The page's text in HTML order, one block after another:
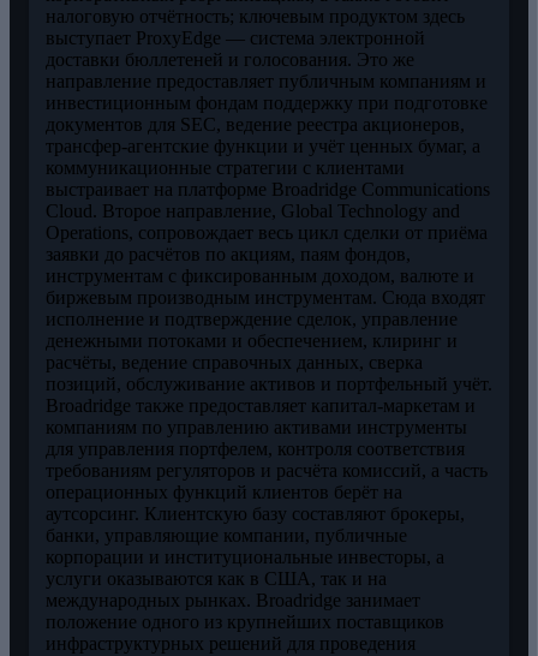
налоговую отчётность; ключевым продуктом здесь
выступает ProxyEdge — система электронной
доставки бюллетеней и голосования. Это же
направление предоставляет публичным компаниям и
инвестиционным фондам поддержку при подготовке
документов для SEC, ведение реестра акционеров,
трансфер-агентские функции и учёт ценных бумаг, а
коммуникационные стратегии с клиентами
выстраивает на платформе Broadridge Communications
Cloud. Второе направление, Global Technology and
Operations, сопровождает весь цикл сделки от приёма
заявки до расчётов по акциям, паям фондов,
инструментам с фиксированным доходом, валюте и
биржевым производным инструментам. Сюда входят
исполнение и подтверждение сделок, управление
денежными потоками и обеспечением, клиринг и
расчёты, ведение справочных данных, сверка
позиций, обслуживание активов и портфельный учёт.
Broadridge также предоставляет капитал-маркетам и
компаниям по управлению активами инструменты
для управления портфелем, контроля соответствия
требованиям регуляторов и расчёта комиссий, а часть
операционных функций клиентов берёт на
аутсорсинг. Клиентскую базу составляют брокеры,
банки, управляющие компании, публичные
корпорации и институциональные инвесторы, а
услуги оказываются как в США, так и на
международных рынках. Broadridge занимает
положение одного из крупнейших поставщиков
инфраструктурных решений для проведения